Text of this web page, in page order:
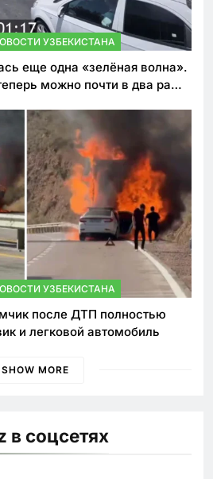
УЗБЕКИСТАНА
еще одна «зелёная волна».
можно почти в два раза
УЗБЕКИСТАНА
после ДТП полностью
и легковой автомобиль
SHOW MORE
в соцсетях